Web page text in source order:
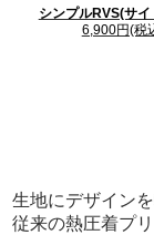
シンプルRVS(サ
6,900円(税
生地にデザイン
従来の熱圧着プ